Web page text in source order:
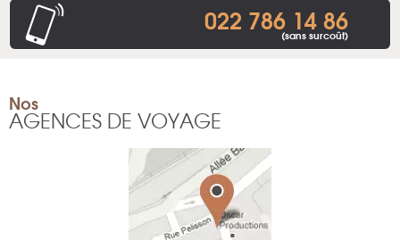
022 786 14 86
(sans surcoût)
Nos
AGENCES DE VOYAGE